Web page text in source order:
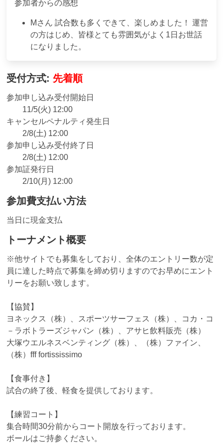
参加者からの感想
M さん 試合数も多くできて、楽しめました！ 運営
の方はじめ、皆様とても雰囲気がよく1日お世話
になりました。
受付方式: 先着順
参加申し込み受付開始日
11/5(火) 12:00
キャンセルペナルティ発生日
2/8(土) 12:00
参加申し込み受付終了日
2/8(土) 12:00
参加証発行日
2/10(月) 12:00
参加費支払い方法
当日に現金支払
トーナメント概要
※他サイトでも募集をしており、全体のエントリー数が定
員に達した時点で募集を締め切りますのでお早めにエント
リーをお願い致します。
【協賛】
ヨネックス（株）、スポーツサーフェス（株）、コカ・コ
－ラボトラーズジャパン（株）、アサヒ飲料販売（株）
大塚ウエルネスベンティング（株）、（株）ファイン、
（株）fff fortississimo
【食事付き】
試合の終了後、軽食を提供しております。
【練習コート】
集合時間30分前からコート開放を行っております。
ボールはご持参ください。